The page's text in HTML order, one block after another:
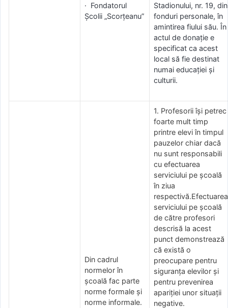
· Fondatorul
Școlii „Scorțeanu”
Stadionului, nr. 19, din
fonduri personale, în
amintirea fiului său. În
actul de donație e
specificat ca acest
local să fie destinat
numai educației și
culturii.
Din cadrul
normelor în
școală fac parte
norme formale și
norme informale.
1. Profesorii își petrec
foarte mult timp
printre elevi în timpul
pauzelor chiar dacă
nu sunt responsabili
cu efectuarea
serviciului pe școală
în ziua
respectivă.Efectuarea
serviciului pe școală
de către profesori
descrisă la acest
punct demonstrează
că există o
preocupare pentru
siguranța elevilor și
pentru prevenirea
apariției unor situații
negative.